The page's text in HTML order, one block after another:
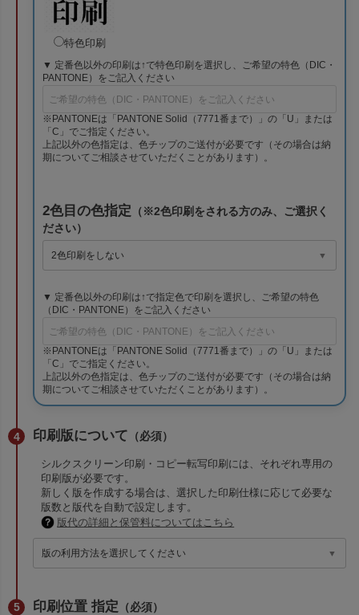
特色印刷
▼ 定番色以外の印刷は↑で特色印刷を選択し、ご希望の特色（DIC・
PANTONE）をご記入ください
※PANTONEは「PANTONE Solid（7771番まで）」の「U」または
「C」でご指定ください。
上記以外の色指定は、色チップのご送付が必要です（その場合は納
期についてご相談させていただくことがあります）。
2色目の色指定 （※2色印刷をされる方のみ、ご選択く
ださい）
▼ 定番色以外の印刷は↑で指定色で印刷を選択し、ご希望の特色
（DIC・PANTONE）をご記入ください
※PANTONEは「PANTONE Solid（7771番まで）」の「U」または
「C」でご指定ください。
上記以外の色指定は、色チップのご送付が必要です（その場合は納
期についてご相談させていただくことがあります）。
印刷版について （必須）
シルクスクリーン印刷・コピー転写印刷には、それぞれ専用の
印刷版が必要です。
新しく版を作成する場合は、選択した印刷仕様に応じて必要な
版数と版代を自動で設定します。
版代の詳細と保管料についてはこちら
印刷位置 指定 （必須）